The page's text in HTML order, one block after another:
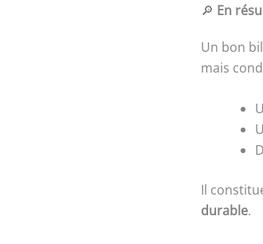
🔎 En
Un bon
mais
Il
durable.